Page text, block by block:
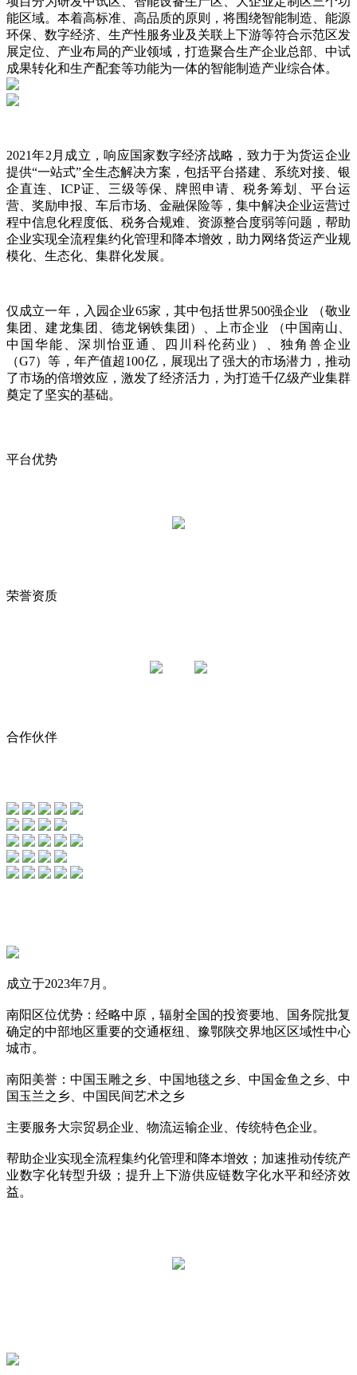
能区域。本着高标准、高品质的原则，将围绕智能制造、能源
环保、数字经济、生产性服务业及关联上下游等符合示范区发
展定位、产业布局的产业领域，打造聚合生产企业总部、中试
成果转化和生产配套等功能为一体的智能制造产业综合体。
2021年2月成立，响应国家数字经济战略，致力于为货运企业
提供“一站式”全生态解决方案，包括平台搭建、系统对接、银
企直连、ICP证、三级等保、牌照申请、税务筹划、平台运
营、奖励申报、车后市场、金融保险等，集中解决企业运营过
程中信息化程度低、税务合规难、资源整合度弱等问题，帮助
企业实现全流程集约化管理和降本增效，助力网络货运产业规
模化、生态化、集群化发展。
仅成立一年，入园企业65家，其中包括世界500强企业 （敬业
集团、建龙集团、德龙钢铁集团）、上市企业 （中国南山、
中国华能、深圳怡亚通、四川科伦药业）、独角兽企业
（G7）等，年产值超100亿，展现出了强大的市场潜力，推动
了市场的倍增效应，激发了经济活力，为打造千亿级产业集群
奠定了坚实的基础。
平台优势
荣誉资质
合作伙伴
成立于2023年7月。
南阳区位优势：经略中原，辐射全国的投资要地、国务院批复
确定的中部地区重要的交通枢纽、豫鄂陕交界地区区域性中心
城市。
南阳美誉：中国玉雕之乡、中国地毯之乡、中国金鱼之乡、中
国玉兰之乡、中国民间艺术之乡
主要服务大宗贸易企业、物流运输企业、传统特色企业。
帮助企业实现全流程集约化管理和降本增效；加速推动传统产
业数字化转型升级；提升上下游供应链数字化水平和经济效
益。